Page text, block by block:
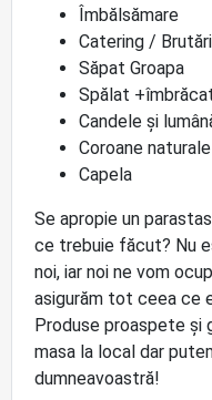
Îmbălsămare
Catering /
Săpat Groapa
Spălat
Candele și
Coroane naturale
Capela
Se apropie un
ce trebuie făcut? Nu
noi, iar noi ne vom
asigurăm tot ceea ce
Produse proaspete și
masa la local dar
dumneavoastră!